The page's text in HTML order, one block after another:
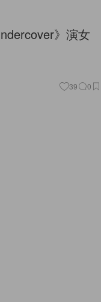
》演女
39 0